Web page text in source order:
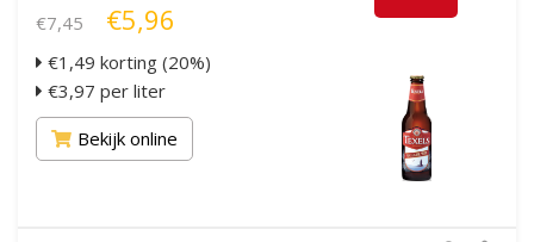
€7,45 €5,96
€1,49 korting (20%)
€3,97 per liter
Bekijk online